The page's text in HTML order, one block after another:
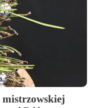
mistrzowskiej